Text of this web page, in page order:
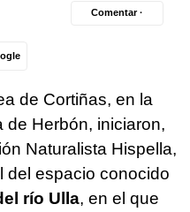
Comentar ·
de Cortiñas, en la
de Herbón, iniciaron,
Naturalista Hispella,
del espacio conocido
río Ulla, en el que